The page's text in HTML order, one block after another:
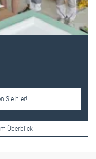
Sie hier!
Überblick